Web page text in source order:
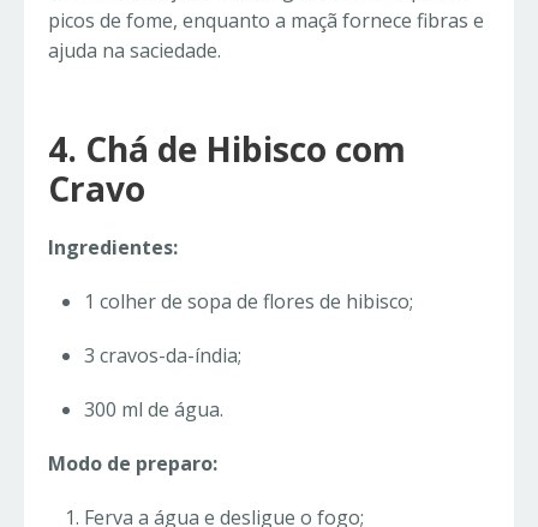
picos de fome, enquanto a maçã fornece fibras e
ajuda na saciedade.
4. Chá de Hibisco com
Cravo
Ingredientes:
1 colher de sopa de flores de hibisco;
3 cravos-da-índia;
300 ml de água.
Modo de preparo:
Ferva a água e desligue o fogo;